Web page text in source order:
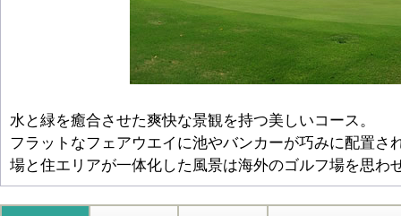
水と緑を癒合させた爽快な景観を持つ美しいコース。
フラットなフェアウエイに池やバンカーが巧みに配置さ
場と住エリアが一体化した風景は海外のゴルフ場を思わ